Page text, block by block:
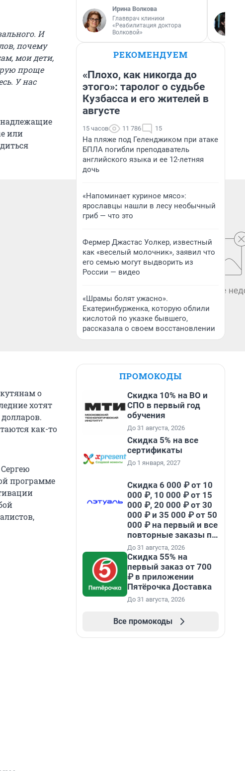
И
почему
мои дети,
проще
У нас
или
о
хотят
как-то
программе
Ирина Волкова
Главврач клиники
«Реабилитация доктора
Волковой»
РЕКОМЕНДУЕМ
«Плохо, как никогда до
этого»: таролог о судьбе
Кузбасса и его жителей в
августе
15 часов 11 786 15
На пляже под Геленджиком при атаке
БПЛА погибли преподаватель
английского языка и ее 12-летняя
дочь
«Напоминает куриное мясо»:
ярославцы нашли в лесу необычный
гриб — что это
Фермер Джастас Уолкер, известный
как «веселый молочник», заявил что
его семью могут выдворить из
России — видео
«Шрамы болят ужасно».
Екатеринбурженка, которую облили
кислотой по указке бывшего,
рассказала о своем восстановлении
ПРОМОКОДЫ
Скидка 10% на ВО и
СПО в первый год
обучения
До 31 августа, 2026
Скидка 5% на все
сертификаты
До 1 января, 2027
Скидка 6 000 ₽ от 10
000 ₽, 10 000 ₽ от 15
000 ₽, 20 000 ₽ от 30
000 ₽ и 35 000 ₽ от 50
000 ₽ на первый и все
повторные заказы по
промокоду НАБЕРИ
До 31 августа, 2026
Скидка 55% на
первый заказ от 700
₽ в приложении
Пятёрочка Доставка
До 31 августа, 2026
Все промокоды